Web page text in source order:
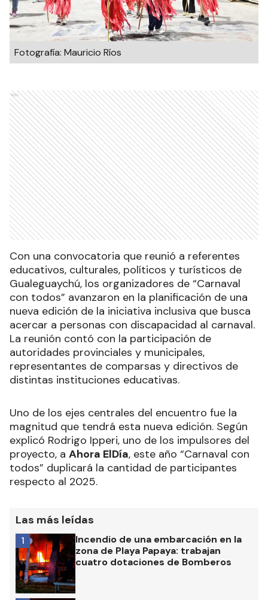
Fotografía: Mauricio Ríos
Ads
Con una convocatoria que reunió a referentes
educativos, culturales, políticos y turísticos de
Gualeguaychú, los organizadores de “Carnaval
con todos” avanzaron en la planificación de una
nueva edición de la iniciativa inclusiva que busca
acercar a personas con discapacidad al carnaval.
La reunión contó con la participación de
autoridades provinciales y municipales,
representantes de comparsas y directivos de
distintas instituciones educativas.
Uno de los ejes centrales del encuentro fue la
magnitud que tendrá esta nueva edición. Según
explicó Rodrigo Ipperi, uno de los impulsores del
proyecto, a Ahora ElDía, este año “Carnaval con
todos” duplicará la cantidad de participantes
respecto al 2025.
Las más leídas
Incendio de una embarcación en la
zona de Playa Papaya: trabajan
cuatro dotaciones de Bomberos
1